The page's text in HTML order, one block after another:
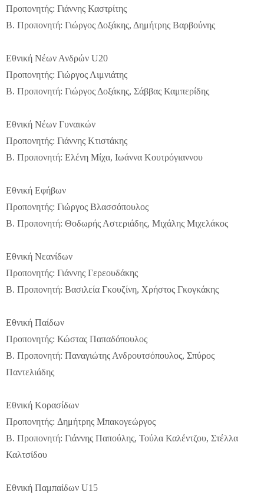
Προπονητής: Γιάννης Καστρίτης
Β. Προπονητή: Γιώργος Δοξάκης, Δημήτρης Βαρβούνης
Εθνική Νέων Ανδρών U20
Προπονητής: Γιώργος Λιμνιάτης
Β. Προπονητή: Γιώργος Δοξάκης, Σάββας Καμπερίδης
Εθνική Νέων Γυναικών
Προπονητής: Γιάννης Κτιστάκης
Β. Προπονητή: Ελένη Μίχα, Ιωάννα Κουτρόγιαννου
Εθνική Εφήβων
Προπονητής: Γιώργος Βλασσόπουλος
Β. Προπονητή: Θοδωρής Αστεριάδης, Μιχάλης Μιχελάκος
Εθνική Νεανίδων
Προπονητής: Γιάννης Γερεουδάκης
Β. Προπονητή: Βασιλεία Γκουζίνη, Χρήστος Γκογκάκης
Εθνική Παίδων
Προπονητής: Κώστας Παπαδόπουλος
Β. Προπονητή: Παναγιώτης Ανδρουτσόπουλος, Σπύρος
Παντελιάδης
Εθνική Κορασίδων
Προπονητής: Δημήτρης Μπακογεώργος
Β. Προπονητή: Γιάννης Παπούλης, Τούλα Καλέντζου, Στέλλα
Καλτσίδου
Εθνική Παμπαίδων U15